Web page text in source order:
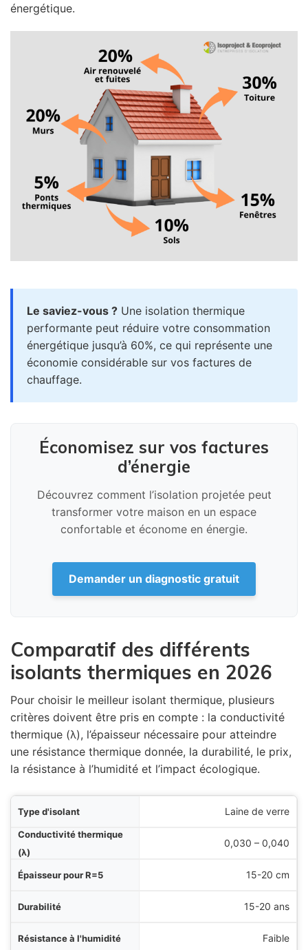
énergétique.
Le saviez-vous ? Une isolation thermique
performante peut réduire votre consommation
énergétique jusqu’à 60%, ce qui représente une
économie considérable sur vos factures de
chauffage.
Économisez sur vos factures
d’énergie
Découvrez comment l’isolation projetée peut
transformer votre maison en un espace
confortable et économe en énergie.
Demander un diagnostic gratuit
Comparatif des différents
isolants thermiques en 2026
Pour choisir le meilleur isolant thermique, plusieurs
critères doivent être pris en compte : la conductivité
thermique (λ), l’épaisseur nécessaire pour atteindre
une résistance thermique donnée, la durabilité, le prix,
la résistance à l’humidité et l’impact écologique.
Laine de verre
0,030 – 0,040
15-20 cm
15-20 ans
Faible